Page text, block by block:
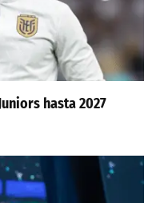
hasta 2027